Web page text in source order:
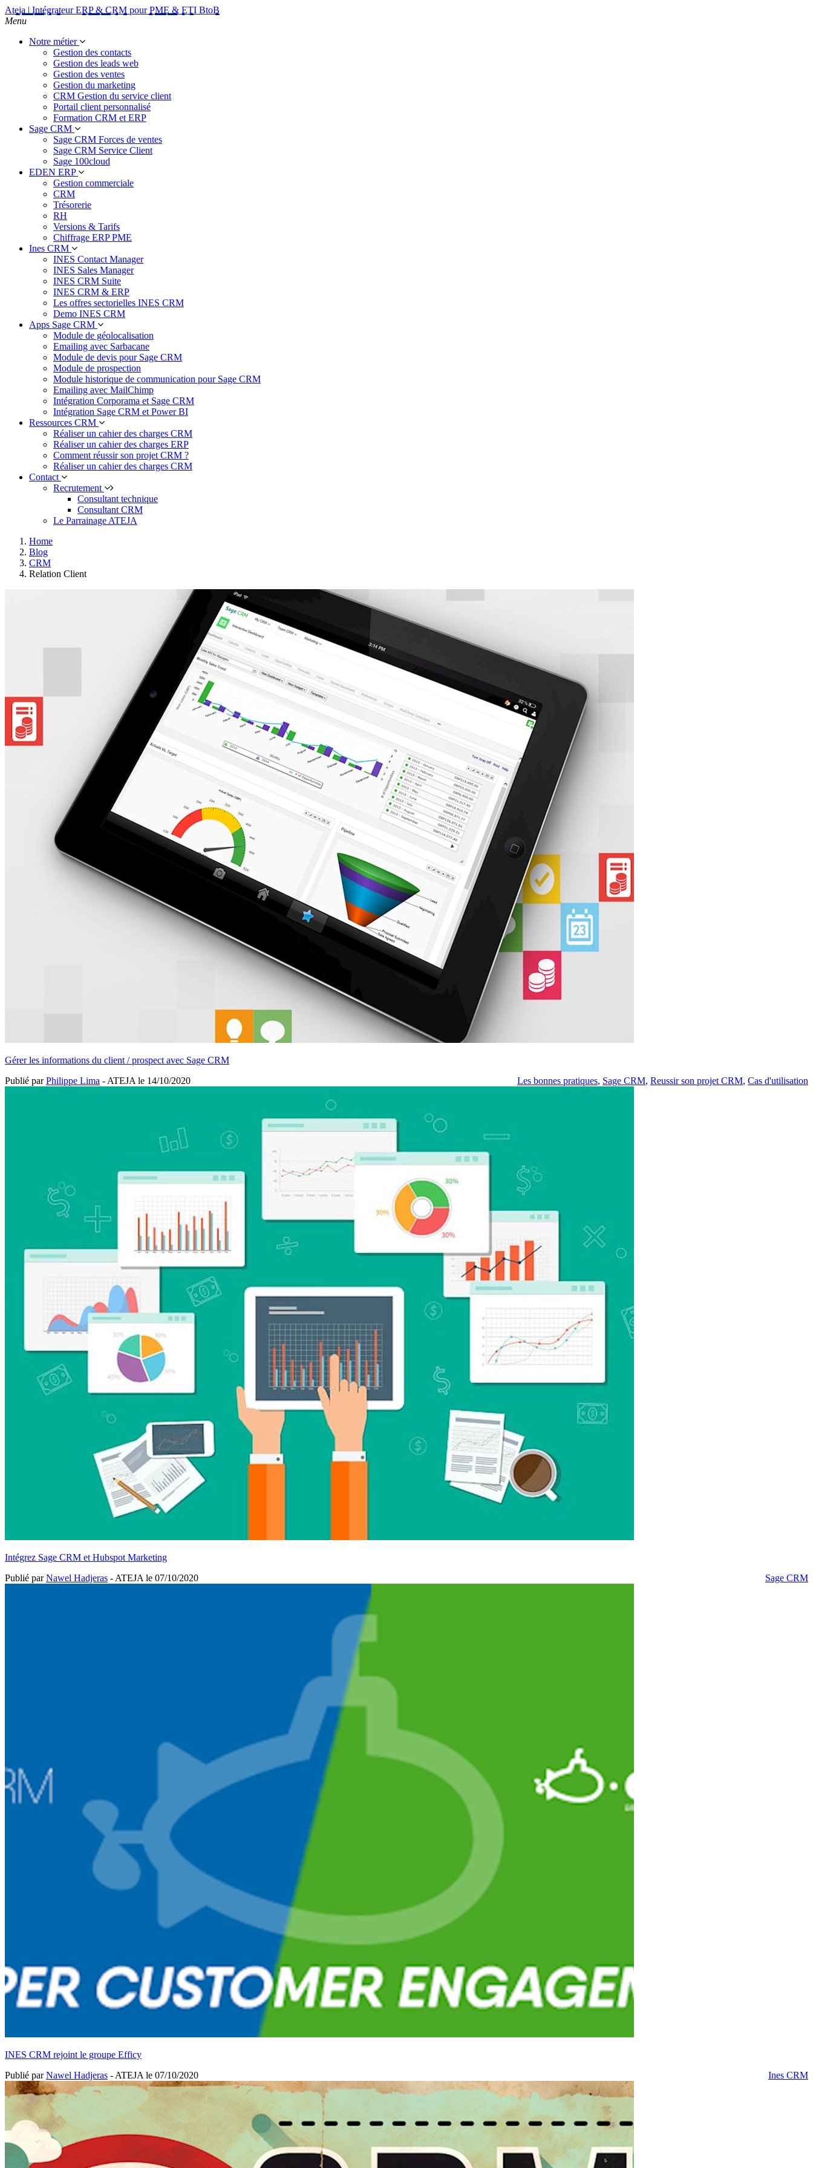
Ateja | Intégrateur ERP & CRM pour PME & ETI BtoB
Menu
Notre métier
Gestion des contacts
Gestion des leads web
Gestion des ventes
Gestion du marketing
CRM Gestion du service client
Portail client personnalisé
Formation CRM et ERP
Sage CRM
Sage CRM Forces de ventes
Sage CRM Service Client
Sage 100cloud
EDEN ERP
Gestion commerciale
CRM
Trésorerie
RH
Versions & Tarifs
Chiffrage ERP PME
Ines CRM
INES Contact Manager
INES Sales Manager
INES CRM Suite
INES CRM & ERP
Les offres sectorielles INES CRM
Demo INES CRM
Apps Sage CRM
Module de géolocalisation
Emailing avec Sarbacane
Module de devis pour Sage CRM
Module de prospection
Module historique de communication pour Sage CRM
Emailing avec MailChimp
Intégration Corporama et Sage CRM
Intégration Sage CRM et Power BI
Ressources CRM
Réaliser un cahier des charges CRM
Réaliser un cahier des charges ERP
Comment réussir son projet CRM ?
Réaliser un cahier des charges CRM
Contact
Recrutement
Consultant technique
Consultant CRM
Le Parrainage ATEJA
Home
Blog
CRM
Relation Client
Gérer les informations du client / prospect avec Sage CRM
Les bonnes pratiques, Sage CRM, Reussir son projet CRM, Cas d'utilisation
Publié parPhilippe Lima - ATEJA le 14/10/2020
Intégrez Sage CRM et Hubspot Marketing
Sage CRM
Publié parNawel Hadjeras - ATEJA le 07/10/2020
INES CRM rejoint le groupe Efficy
Ines CRM
Publié parNawel Hadjeras - ATEJA le 07/10/2020